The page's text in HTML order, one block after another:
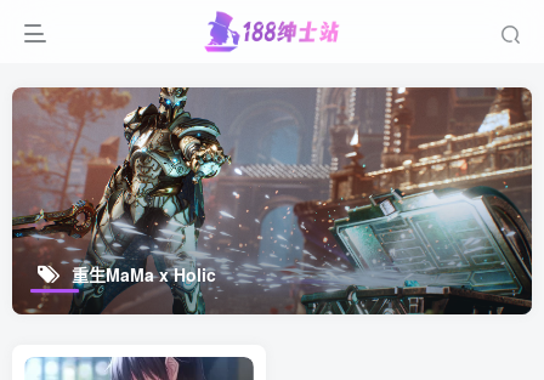
重生MaMa x Holic